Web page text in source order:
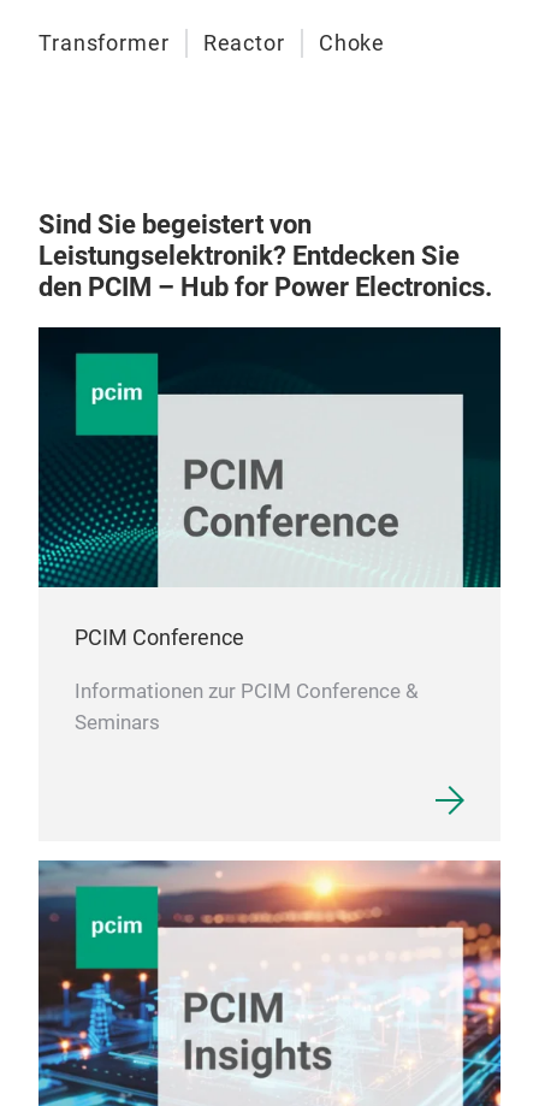
Transformer Reactor Choke
Sind Sie begeistert von
Leistungselektronik? Entdecken Sie
den PCIM – Hub for Power Electronics.
PCIM Conference
Informationen zur PCIM Conference &
Seminars